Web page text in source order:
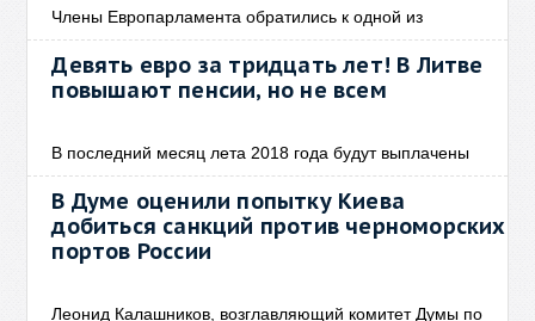
Члены Европарламента обратились к одной из
Девять евро за тридцать лет! В Литве
повышают пенсии, но не всем
В последний месяц лета 2018 года будут выплачены
В Думе оценили попытку Киева
добиться санкций против черноморских
портов России
Леонид Калашников, возглавляющий комитет Думы по